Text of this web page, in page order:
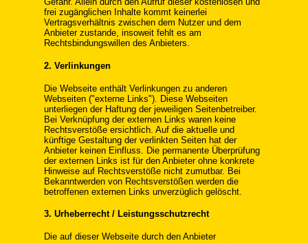
frei zugänglichen Inhalte kommt keinerlei
Vertragsverhältnis zwischen dem Nutzer und dem
Anbieter zustande, insoweit fehlt es am
Rechtsbindungswillen des Anbieters.
2. Verlinkungen
Die Webseite enthält Verlinkungen zu anderen
Webseiten ("externe Links"). Diese Webseiten
unterliegen der Haftung der jeweiligen Seitenbetreiber.
Bei Verknüpfung der externen Links waren keine
Rechtsverstöße ersichtlich. Auf die aktuelle und
künftige Gestaltung der verlinkten Seiten hat der
Anbieter keinen Einfluss. Die permanente Überprüfung
der externen Links ist für den Anbieter ohne konkrete
Hinweise auf Rechtsverstöße nicht zumutbar. Bei
Bekanntwerden von Rechtsverstößen werden die
betroffenen externen Links unverzüglich gelöscht.
3. Urheberrecht / Leistungsschutzrecht
Die auf dieser Webseite durch den Anbieter